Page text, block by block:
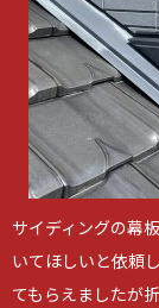
サイディングの幕
いてほしいと依頼
てもらえましたが